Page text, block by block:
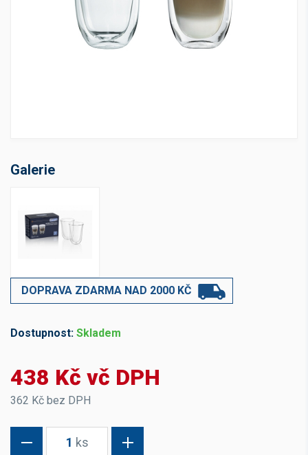
Galerie
DOPRAVA ZDARMA NAD 2000 KČ
Dostupnost: Skladem
438 Kč vč DPH
362 Kč bez DPH
1 ks